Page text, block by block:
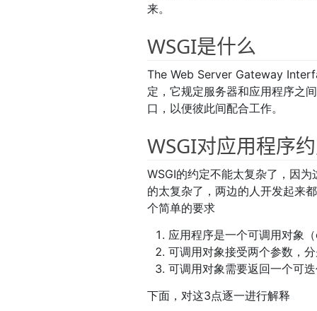
来。
WSGI是什么
The Web Server Gateway
定，它规定服务器和应用程序之
口，以便彼此间配合工作。
WSGI对应用程序
WSGI的约定不能太复杂了，因
的太复杂了，两边的人开发起来
个简单的要求
应用程序是一个可调用对象
可调用对象接受两个参数，
可调用对象需要返回一个可
下面，对这3点逐一进行解释